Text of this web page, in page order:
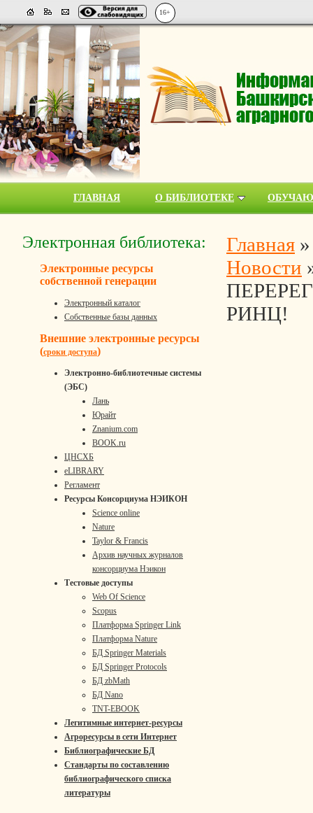
16+
ГЛАВНАЯ О БИБЛИОТЕКЕ
Электронная библиотека:
Электронные ресурсы
собственной генерации
Электронный каталог
Собственные базы данных
Внешние электронные ресурсы
(сроки доступа)
Электронно-библиотечные системы
(ЭБС)
Лань
Юрайт
Znanium.com
BOOK.ru
ЦНСХБ
eLIBRARY
Регламент
Ресурсы Консорциума НЭИКОН
Science online
Nature
Taylor & Francis
Архив научных журналов
консорциума Нэикон
Тестовые доступы
Web Of Science
Scopus
Платформа Springer Link
Платформа Nature
БД Springer Materials
БД Springer Protocols
БД zbMath
БД Nano
TNT-EBOOK
Легитимные интернет-ресурсы
Агроресурсы в сети Интернет
Библиографические БД
Стандарты по составлению
библиографического списка
литературы
Главная
Новости
РИНЦ!